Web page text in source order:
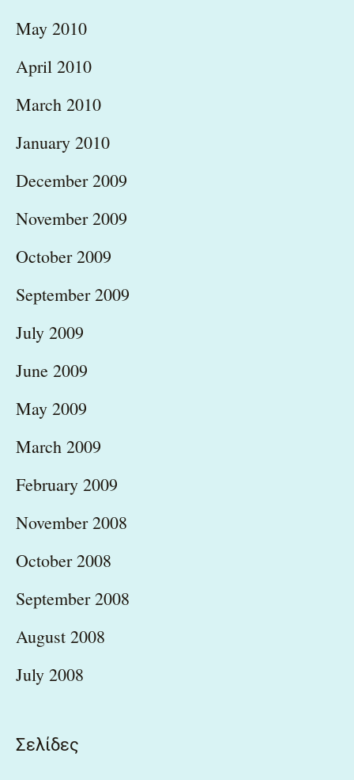
May 2010
April 2010
March 2010
January 2010
December 2009
November 2009
October 2009
September 2009
July 2009
June 2009
May 2009
March 2009
February 2009
November 2008
October 2008
September 2008
August 2008
July 2008
Σελίδες